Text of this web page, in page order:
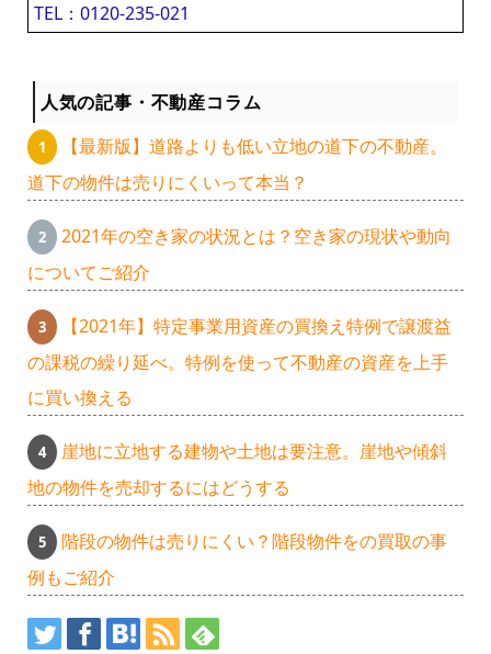
TEL：0120-235-021
人気の記事・不動産コラム
【最新版】道路よりも低い立地の道下の不動産。
道下の物件は売りにくいって本当？
2021年の空き家の状況とは？空き家の現状や動向
についてご紹介
【2021年】特定事業用資産の買換え特例で譲渡益
の課税の繰り延べ。特例を使って不動産の資産を上手
に買い換える
崖地に立地する建物や土地は要注意。崖地や傾斜
地の物件を売却するにはどうする
階段の物件は売りにくい？階段物件をの買取の事
例もご紹介